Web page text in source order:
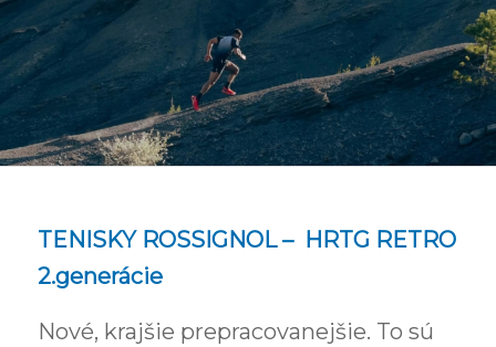
TENISKY ROSSIGNOL – HRTG RETRO
2.generácie
Nové, krajšie prepracovanejšie. To sú